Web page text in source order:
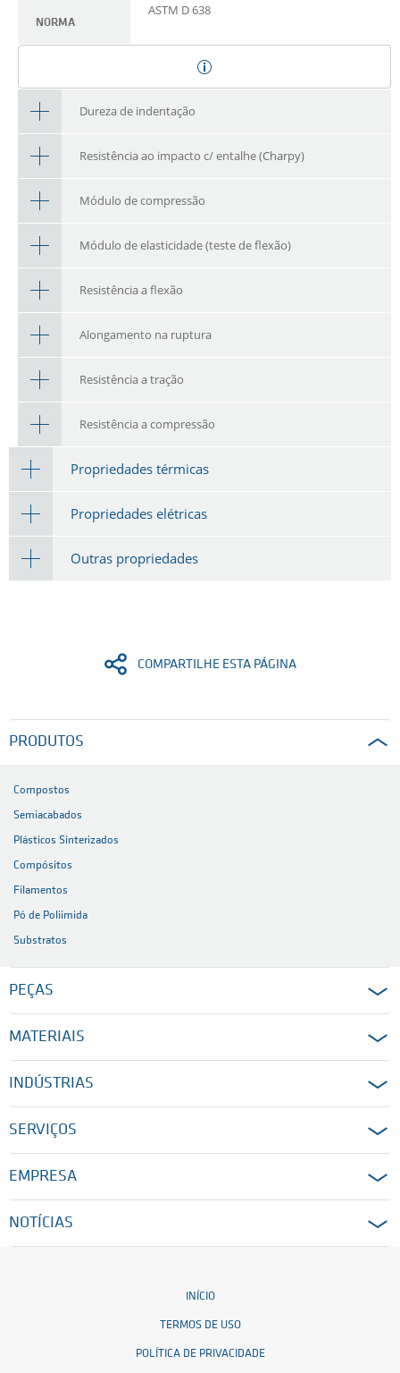
NORMA
ASTM D 638
Dureza de indentação
Resistência ao impacto c/ entalhe (Charpy)
Módulo de compressão
Módulo de elasticidade (teste de flexão)
Resistência a flexão
Alongamento na ruptura
Resistência a tração
Resistência a compressão
Propriedades térmicas
Propriedades elétricas
Outras propriedades
COMPARTILHE ESTA PÁGINA
PRODUTOS
Compostos
Semiacabados
Plásticos Sinterizados
Compósitos
Filamentos
Pó de Poliimida
Substratos
PEÇAS
MATERIAIS
INDÚSTRIAS
SERVIÇOS
EMPRESA
NOTÍCIAS
INÍCIO
TERMOS DE USO
POLÍTICA DE PRIVACIDADE